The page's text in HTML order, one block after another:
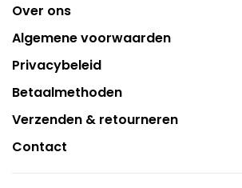
Over ons
Algemene voorwaarden
Privacybeleid
Betaalmethoden
Verzenden & retourneren
Contact